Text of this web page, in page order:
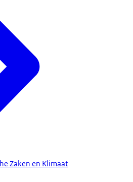
Zaken en Klimaat